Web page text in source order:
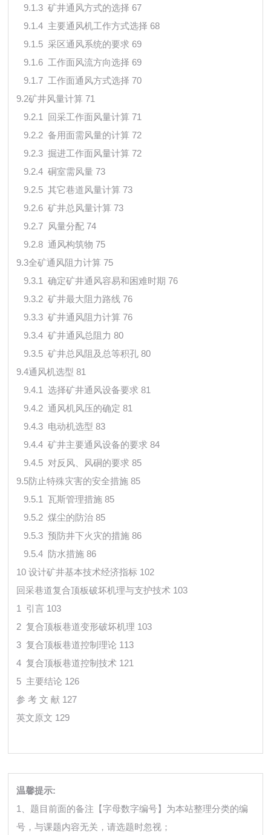
9.1.3 矿井通风方式的选择 67
9.1.4 主要通风机工作方式选择 68
9.1.5 采区通风系统的要求 69
9.1.6 工作面风流方向选择 69
9.1.7 工作面通风方式选择 70
9.2矿井风量计算 71
9.2.1 回采工作面风量计算 71
9.2.2 备用面需风量的计算 72
9.2.3 掘进工作面风量计算 72
9.2.4 硐室需风量 73
9.2.5 其它巷道风量计算 73
9.2.6 矿井总风量计算 73
9.2.7 风量分配 74
9.2.8 通风构筑物 75
9.3全矿通风阻力计算 75
9.3.1 确定矿井通风容易和困难时期 76
9.3.2 矿井最大阻力路线 76
9.3.3 矿井通风阻力计算 76
9.3.4 矿井通风总阻力 80
9.3.5 矿井总风阻及总等积孔 80
9.4通风机选型 81
9.4.1 选择矿井通风设备要求 81
9.4.2 通风机风压的确定 81
9.4.3 电动机选型 83
9.4.4 矿井主要通风设备的要求 84
9.4.5 对反风、风硐的要求 85
9.5防止特殊灾害的安全措施 85
9.5.1 瓦斯管理措施 85
9.5.2 煤尘的防治 85
9.5.3 预防井下火灾的措施 86
9.5.4 防水措施 86
10 设计矿井基本技术经济指标 102
回采巷道复合顶板破坏机理与支护技术 103
1 引言 103
2 复合顶板巷道变形破坏机理 103
3 复合顶板巷道控制理论 113
4 复合顶板巷道控制技术 121
5 主要结论 126
参 考 文 献 127
英文原文 129
温馨提示:
1、题目前面的备注【字母数字编号】为本站整理分类的编
号，与课题内容无关，请选题时忽视；